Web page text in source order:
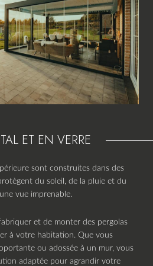
ET EN VERRE
sont construites dans des
du soleil, de la pluie et du
vue imprenable.
et de monter des pergolas
à votre habitation. Que vous
ou adossée à un mur, vous
adaptée pour agrandir votre